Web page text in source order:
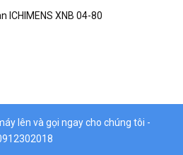
ICHIMENS XNB 04-80
lên và gọi ngay cho chúng tôi -